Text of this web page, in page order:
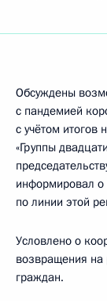
Обсуждены
с пандемией
с учётом
«Группы
информировал о
по линии этой
Условлено о
возвращения на
граждан.